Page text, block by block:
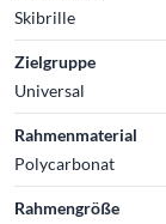
Skibrille
Zielgruppe
Universal
Rahmenmaterial
Polycarbonat
Rahmengröße